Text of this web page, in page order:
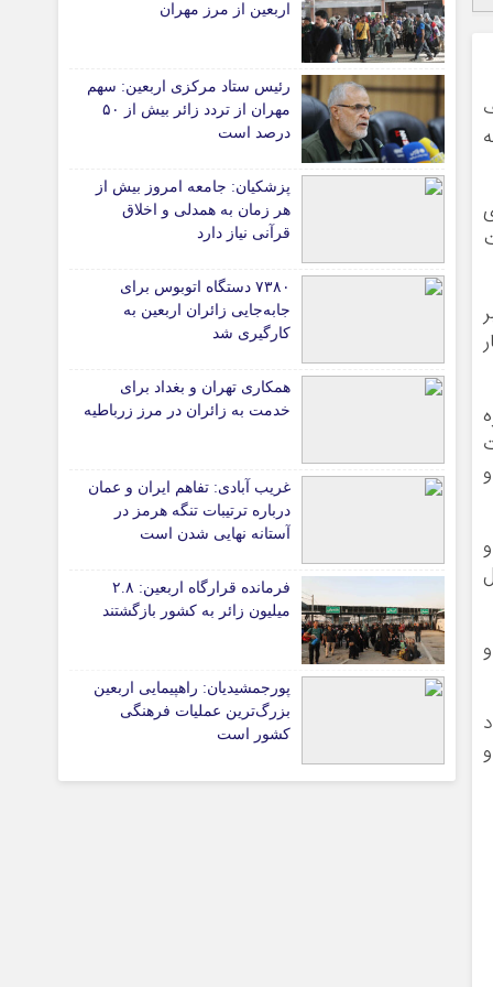
*جامعه
دانشگاه
آموزش و پرورش
بهداشت و درمان
سبک زندگی
حوادث، انتظامی
شهری و رفاهی
شهرداری و شورای شهر
*ماناسپهر
یادداشت روز
اطلاعیه
پیام تبریک ماناسپهر
پیوندهای سایت
شامل
اربعین از مرز مهران
رئیس ستاد مرکزی اربعین: سهم
مهران از تردد زائر بیش از ۵۰
درصد است
پزشکیان: جامعه امروز بیش از
هر زمان به همدلی و اخلاق
قرآنی نیاز دارد
۷۳۸۰ دستگاه اتوبوس برای
جابه‌جایی زائران اربعین به‌
کارگیری شد
همکاری تهران و بغداد برای
خدمت به زائران در مرز زرباطیه
غریب آبادی: تفاهم ایران و عمان
درباره ترتیبات تنگه هرمز در
آستانه نهایی شدن است
فرمانده قرارگاه اربعین: ۲.۸
میلیون زائر به کشور بازگشتند
پورجمشیدیان: راهپیمایی اربعین
بزرگ‌ترین عملیات فرهنگی
کشور است